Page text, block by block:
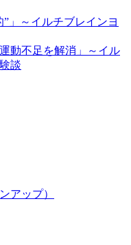
”」～イルチブレインヨ
動不足を解消」～イル
談
アップ）